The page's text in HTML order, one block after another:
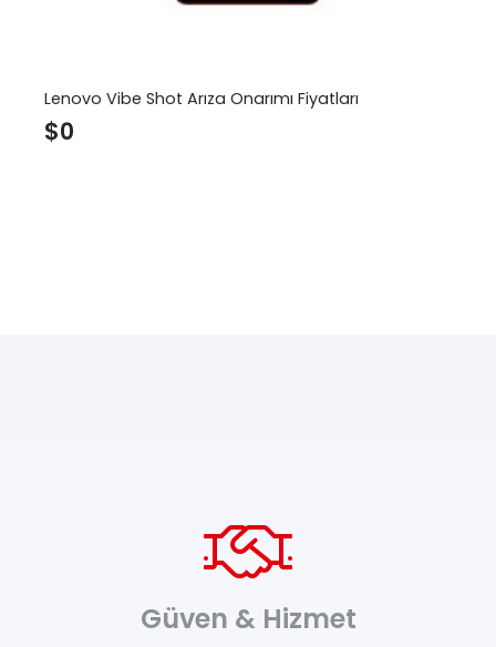
Lenovo Vibe Shot Arıza Onarımı Fiyatları
$0
Güven & Hizmet